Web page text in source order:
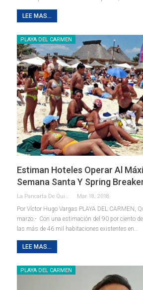
LEE MAS...
PLAYA DEL CARMEN
Estiman Hoteles Operar Al
Semana Santa Y Spring
La Pancarta De Quintana Roo Mar 18, 2018
Por Víctor Hugo Vargas PLAYA DEL CARMEN,
marzo.- Con una estimación del 90 por ciento
las más de 46 mil habitaciones existentes en…
LEE MAS...
PLAYA DEL CARMEN